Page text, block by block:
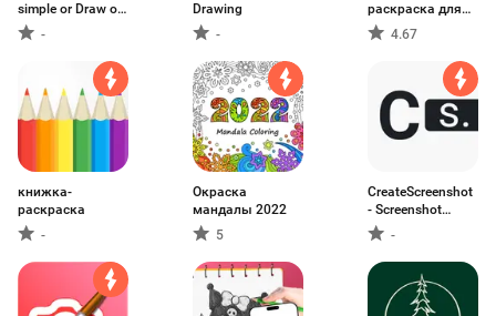
simple or Draw on
photo with hands
-
Drawing
-
раскраска для
взрослых
4.67
книжка-
раскраска
-
Окраска
мандалы 2022
5
CreateScreenshot
- Screenshot
Mockup Generator
-